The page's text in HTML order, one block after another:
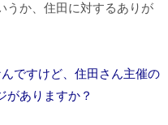
うか、住田に対するありが
ですけど、住田さん主催の
がありますか？